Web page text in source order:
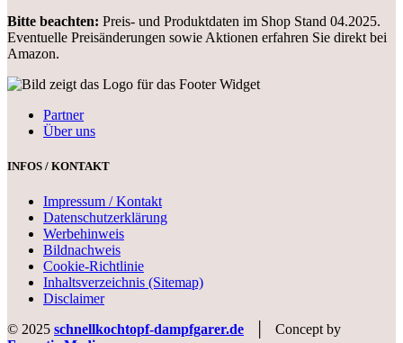
Bitte beachten: Preis- und Produktdaten im Shop Stand 04.2025.
Eventuelle Preisänderungen sowie Aktionen erfahren Sie direkt bei
Amazon.
Partner
Über uns
INFOS / KONTAKT
Impressum / Kontakt
Datenschutzerklärung
Werbehinweis
Bildnachweis
Cookie-Richtlinie
Inhaltsverzeichnis (Sitemap)
Disclaimer
© 2025 schnellkochtopf-dampfgarer.de │ Concept by